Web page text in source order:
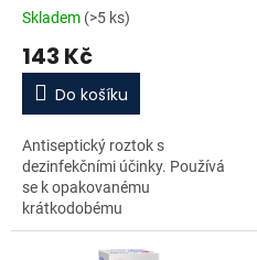
Skladem (>5 ks)
143 Kč
Do košíku
Antiseptický roztok s
dezinfekčními účinky. Používá
se k opakovanému
krátkodobému
antiseptickému...